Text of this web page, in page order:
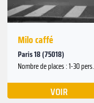
Milo caffé
Paris 18 (75018)
Nombre de places : 1-30 pers.
VOIR